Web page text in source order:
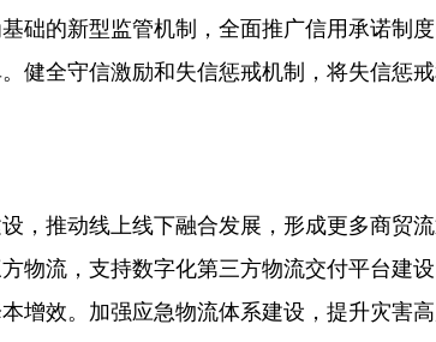
础的新型监管机制，全面推广信用承诺制
健全守信激励和失信惩戒机制，将失信惩
，推动线上线下融合发展，形成更多商贸
流，支持数字化第三方物流交付平台建
增效。加强应急物流体系建设，提升灾害